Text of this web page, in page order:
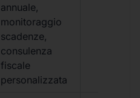
annuale,
monitoraggio
scadenze,
consulenza
fiscale
personalizzata